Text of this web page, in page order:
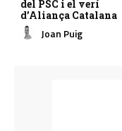
del PSC i el verí
d’Aliança Catalana
Joan Puig